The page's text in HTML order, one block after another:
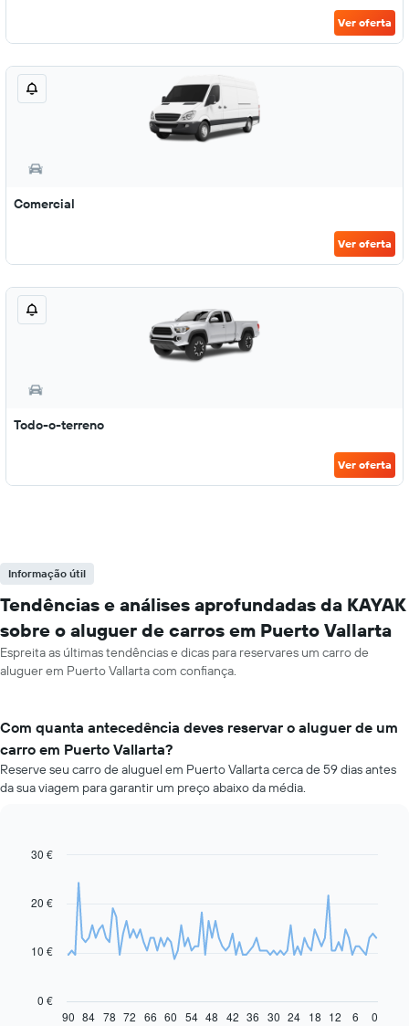
Ver oferta
Comercial
Ver oferta
Todo-o-terreno
Ver oferta
Informação útil
Tendências e análises aprofundadas da KAYAK
sobre o aluguer de carros em Puerto Vallarta
Espreita as últimas tendências e dicas para reservares um carro de
aluguer em Puerto Vallarta com confiança.
Com quanta antecedência deves reservar o aluguer de um
carro em Puerto Vallarta?
Reserve seu carro de aluguel em Puerto Vallarta cerca de 59 dias antes
da sua viagem para garantir um preço abaixo da média.
Line
91
data
seguinte
apresenta
Chart
0 €
10 €
20 €
30 €
90 84 78 72 66 60 54 48 42 36 30 24 18 12 6 0